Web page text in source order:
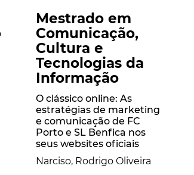
Mestrado em
Comunicação,
Cultura e
Tecnologias da
Informação
O clássico online: As
estratégias de marketing
e comunicação de FC
Porto e SL Benfica nos
seus websites oficiais
Narciso, Rodrigo Oliveira